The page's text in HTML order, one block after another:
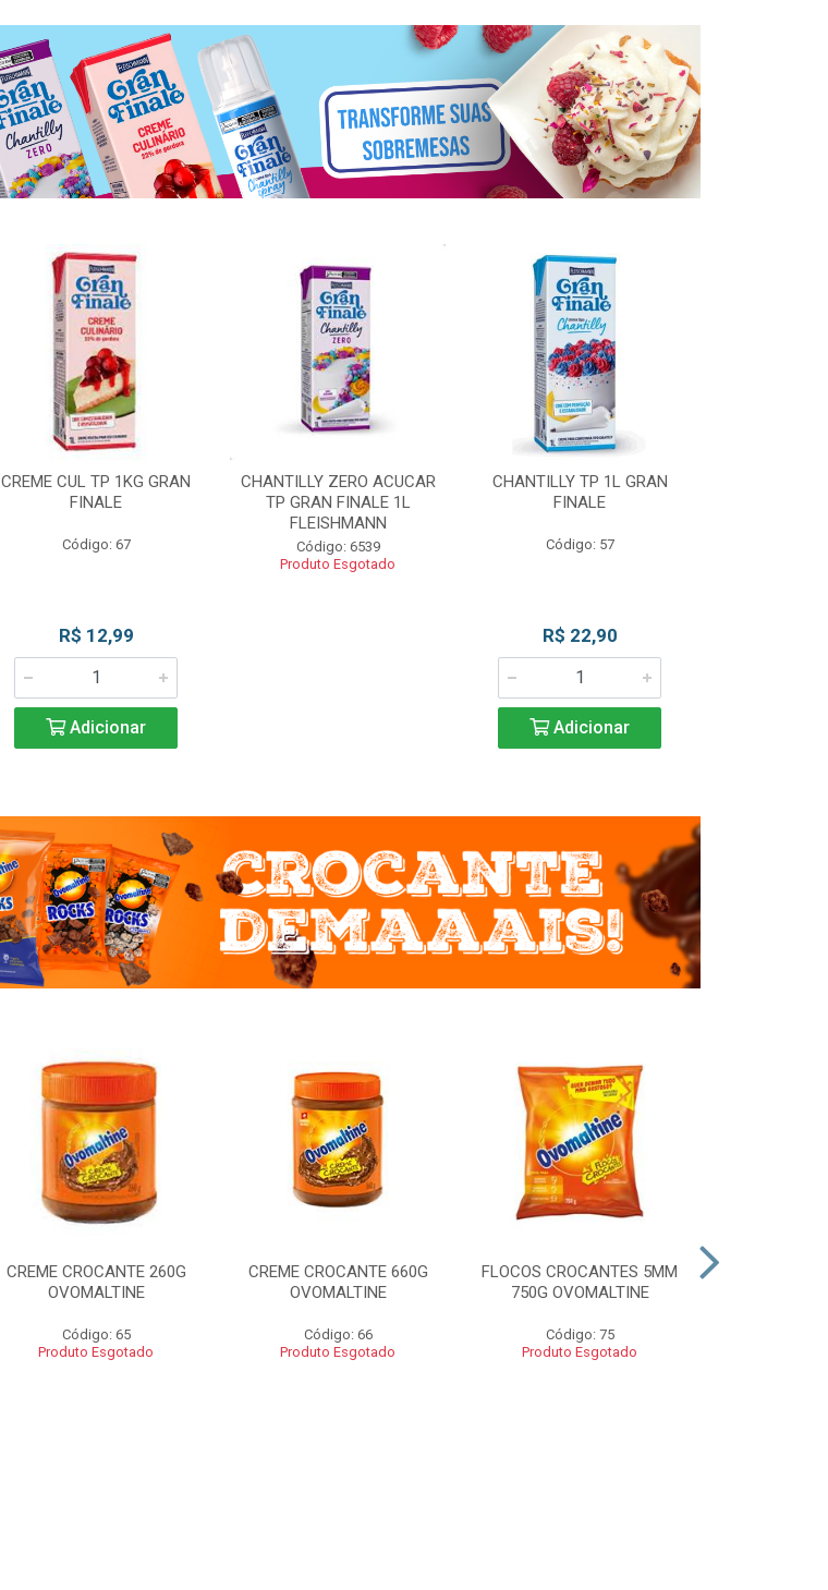
CREME CUL TP 1KG GRAN
FINALE
Código: 67
R$ 12,99
Adicionar
CHANTILLY ZERO ACUCAR
TP GRAN FINALE 1L
FLEISHMANN
Código: 6539
Produto Esgotado
CHANTILLY TP 1L GRAN
FINALE
Código: 57
R$ 22,90
Adicionar
CREME CROCANTE 260G
OVOMALTINE
Código: 65
Produto Esgotado
CREME CROCANTE 660G
OVOMALTINE
Código: 66
Produto Esgotado
FLOCOS CROCANTES 5MM
750G OVOMALTINE
Código: 75
Produto Esgotado